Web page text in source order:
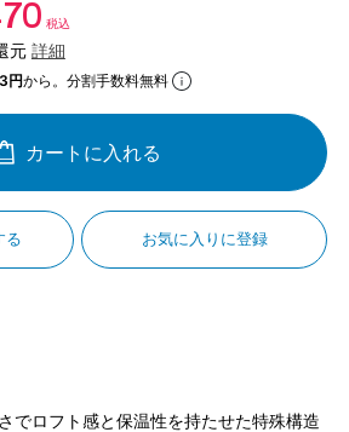
税込
元 詳細
円から。分割手数料無料
カートに入れる
る お気に入りに登録
でロフト感と保温性を持たせた特殊構造